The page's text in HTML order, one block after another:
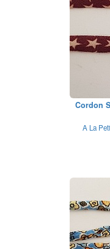
Cordon
A La